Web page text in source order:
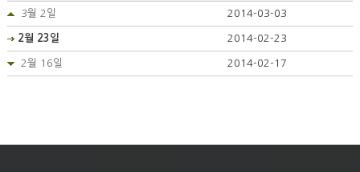
3월 2일 2014-03-03
2월 23일 2014-02-23
2월 16일 2014-02-17